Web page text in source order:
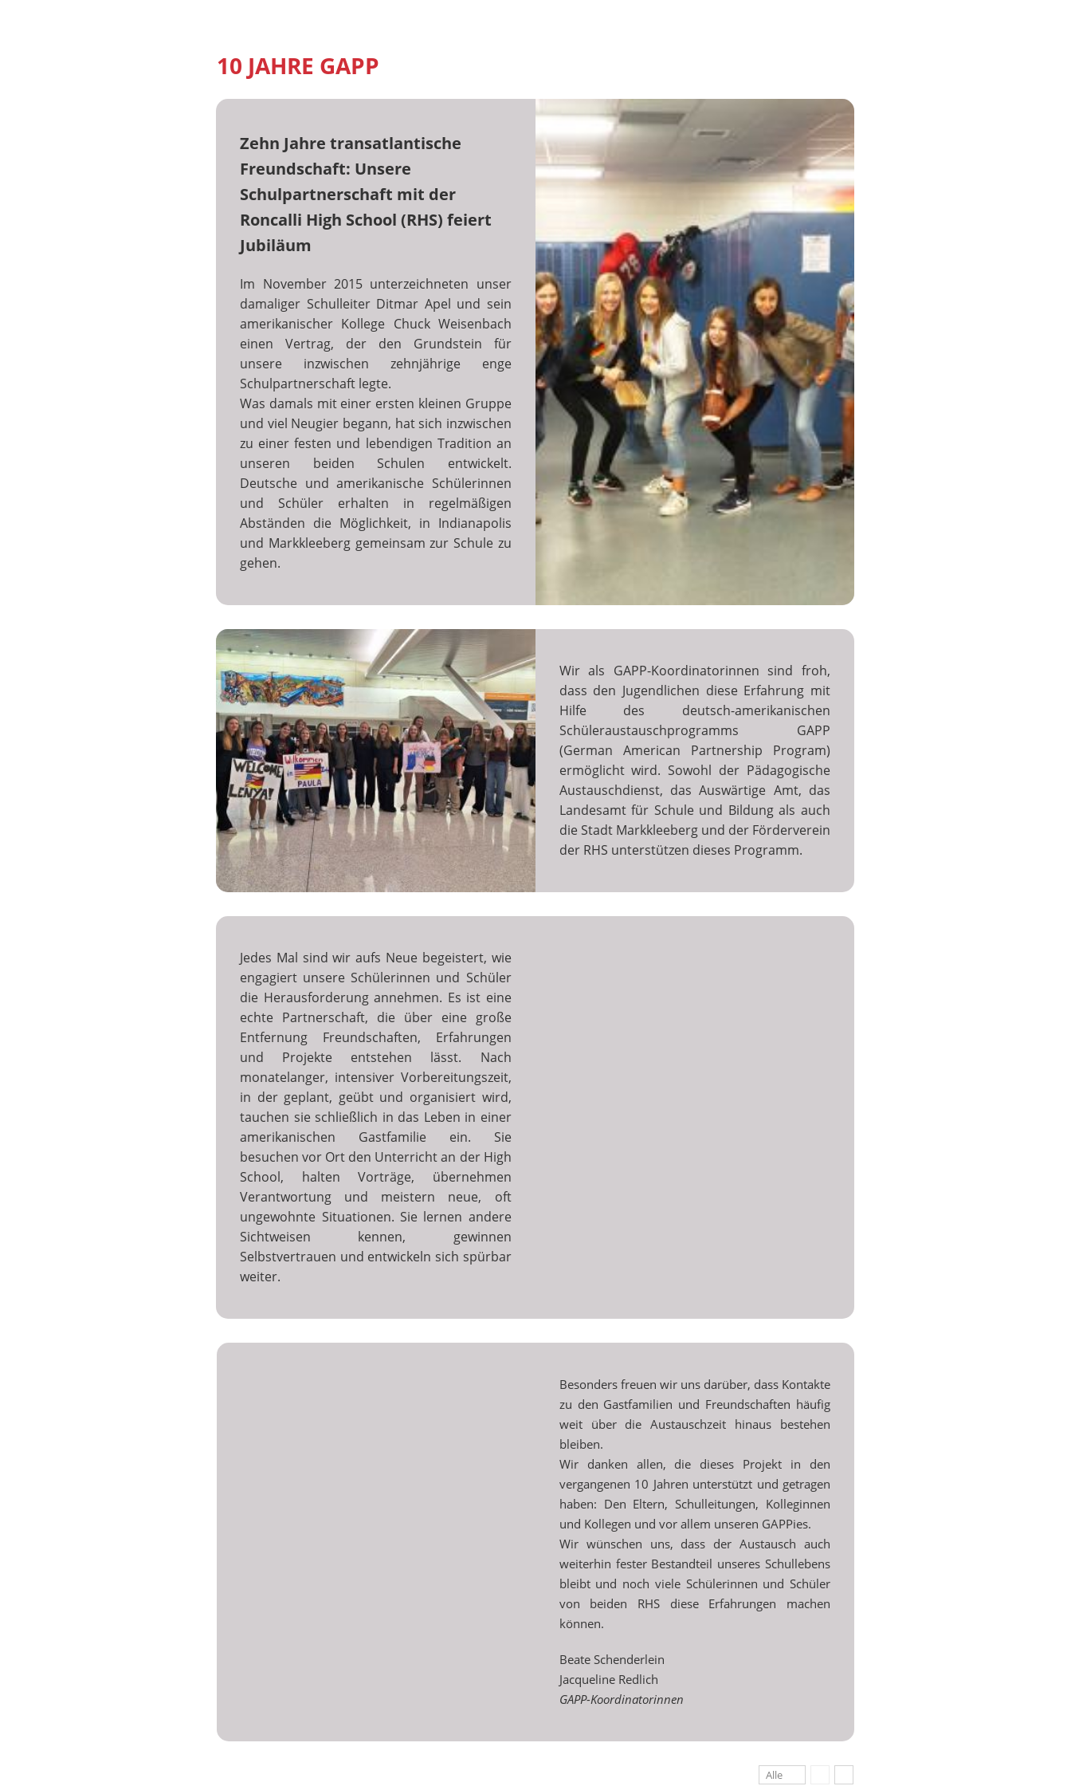
10 JAHRE GAPP
Zehn Jahre transatlantische
Freundschaft: Unsere
Schulpartnerschaft mit der
Roncalli High School (RHS) feiert
Jubiläum
Im November 2015 unterzeichneten unser
damaliger Schulleiter Ditmar Apel und sein
amerikanischer Kollege Chuck Weisenbach
einen Vertrag, der den Grundstein für
unsere inzwischen zehnjährige enge
Schulpartnerschaft legte.
Was damals mit einer ersten kleinen Gruppe
und viel Neugier begann, hat sich inzwischen
zu einer festen und lebendigen Tradition an
unseren beiden Schulen entwickelt.
Deutsche und amerikanische Schülerinnen
und Schüler erhalten in regelmäßigen
Abständen die Möglichkeit, in Indianapolis
und Markkleeberg gemeinsam zur Schule zu
gehen.
Wir als GAPP-Koordinatorinnen sind froh,
dass den Jugendlichen diese Erfahrung mit
Hilfe des deutsch-amerikanischen
Schüleraustauschprogramms GAPP
(German American Partnership Program)
ermöglicht wird. Sowohl der Pädagogische
Austauschdienst, das Auswärtige Amt, das
Landesamt für Schule und Bildung als auch
die Stadt Markkleeberg und der Förderverein
der RHS unterstützen dieses Programm.
Jedes Mal sind wir aufs Neue begeistert, wie
engagiert unsere Schülerinnen und Schüler
die Herausforderung annehmen. Es ist eine
echte Partnerschaft, die über eine große
Entfernung Freundschaften, Erfahrungen
und Projekte entstehen lässt. Nach
monatelanger, intensiver Vorbereitungszeit,
in der geplant, geübt und organisiert wird,
tauchen sie schließlich in das Leben in einer
amerikanischen Gastfamilie ein. Sie
besuchen vor Ort den Unterricht an der High
School, halten Vorträge, übernehmen
Verantwortung und meistern neue, oft
ungewohnte Situationen. Sie lernen andere
Sichtweisen kennen, gewinnen
Selbstvertrauen und entwickeln sich spürbar
weiter.
Besonders freuen wir uns darüber, dass Kontakte
zu den Gastfamilien und Freundschaften häufig
weit über die Austauschzeit hinaus bestehen
bleiben.
Wir danken allen, die dieses Projekt in den
vergangenen 10 Jahren unterstützt und getragen
haben: Den Eltern, Schulleitungen, Kolleginnen
und Kollegen und vor allem unseren GAPPies.
Wir wünschen uns, dass der Austausch auch
weiterhin fester Bestandteil unseres Schullebens
bleibt und noch viele Schülerinnen und Schüler
von beiden RHS diese Erfahrungen machen
können.
Beate Schenderlein
Jacqueline Redlich
GAPP-Koordinatorinnen
Alle